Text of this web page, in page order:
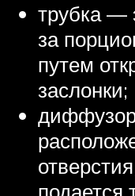
трубка —
за
путем
заслонки;